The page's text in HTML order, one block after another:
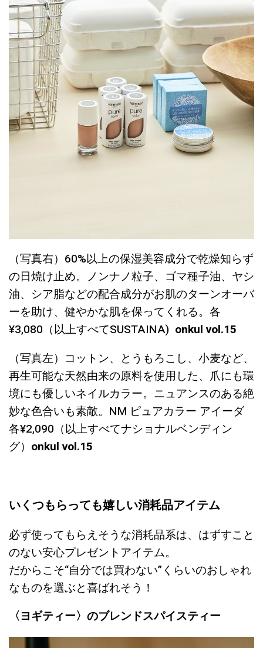
（写真右）60%以上の保湿美容成分で乾燥知らず
の日焼け止め。ノンナノ粒子、ゴマ種子油、ヤシ
油、シア脂などの配合成分がお肌のターンオーバ
ーを助け、健やかな肌を保ってくれる。各
¥3,080（以上すべてSUSTAINA) onkul vol.15
（写真左）コットン、とうもろこし、小麦など、
再生可能な天然由来の原料を使用した、爪にも環
境にも優しいネイルカラー。ニュアンスのある絶
妙な色合いも素敵。NM ピュアカラー アイーダ
各¥2,090（以上すべてナショナルベンディン
グ） onkul vol.15
いくつもらっても嬉しい消耗品アイテム
必ず使ってもらえそうな消耗品系は、はずすこと
のない安心プレゼントアイテム。
だからこそ“自分では買わない”くらいのおしゃれ
なものを選ぶと喜ばれそう！
〈ヨギティー〉のブレンドスパイスティー